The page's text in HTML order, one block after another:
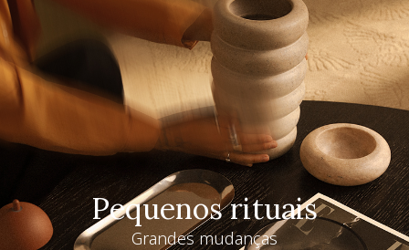
Pequenos rituais
Grandes mudanças